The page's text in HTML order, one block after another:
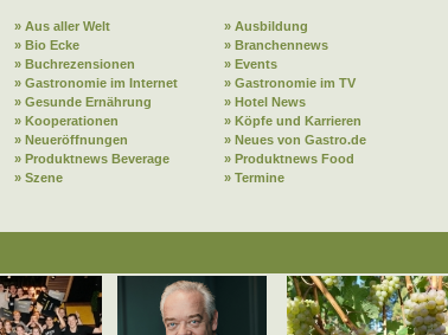
» Aus aller Welt
» Ausbildung
» Bio Ecke
» Branchennews
» Buchrezensionen
» Events
» Gastronomie im Internet
» Gastronomie im TV
» Gesunde Ernährung
» Hotel News
» Kooperationen
» Köpfe und Karrieren
» Neueröffnungen
» Neues von Gastro.de
» Produktnews Beverage
» Produktnews Food
» Szene
» Termine